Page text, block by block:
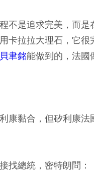
不是追求完美，而
卡拉拉大理石，它很
貝聿銘能做到的，法國
康黏合，但矽利康法
找總統，密特朗問：